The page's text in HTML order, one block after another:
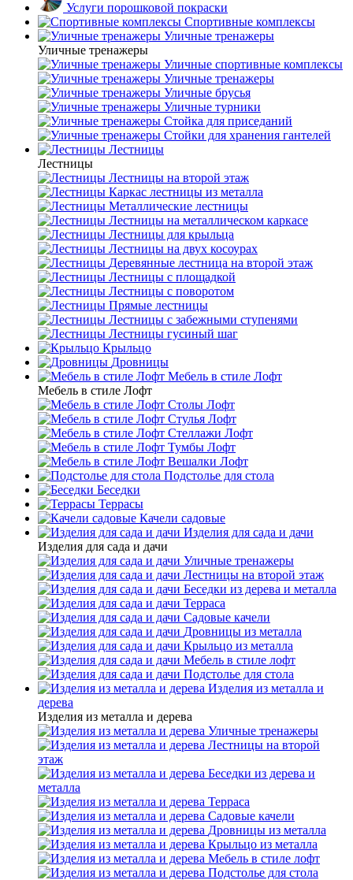
Услуги порошковой покраски
Спортивные комплексы
Уличные тренажеры
Уличные тренажеры
Уличные спортивные комплексы
Уличные тренажеры
Уличные брусья
Уличные турники
Cтойка для приседаний
Стойки для хранения гантелей
Лестницы
Лестницы
Лестницы на второй этаж
Каркас лестницы из металла
Металлические лестницы
Лестницы на металлическом каркасе
Лестницы для крыльца
Лестницы на двух косоурах
Деревянные лестница на второй этаж
Лестницы с площадкой
Лестницы с поворотом
Прямые лестницы
Лестницы с забежными ступенями
Лестницы гусиный шаг
Крыльцо
Дровницы
Мебель в стиле Лофт
Мебель в стиле Лофт
Столы Лофт
Стулья Лофт
Стеллажи Лофт
Тумбы Лофт
Вешалки Лофт
Подстолье для стола
Беседки
Террасы
Качели садовые
Изделия для сада и дачи
Изделия для сада и дачи
Уличные тренажеры
Лестницы на второй этаж
Беседки из дерева и металла
Терраса
Садовые качели
Дровницы из металла
Крыльцо из металла
Мебель в стиле лофт
Подстолье для стола
Изделия из металла и
дерева
Изделия из металла и дерева
Уличные тренажеры
Лестницы на второй
этаж
Беседки из дерева и
металла
Терраса
Садовые качели
Дровницы из металла
Крыльцо из металла
Мебель в стиле лофт
Подстолье для стола